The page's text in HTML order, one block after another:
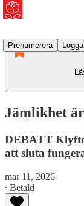
Prenumerera
Jämlikhet
DEBATT
att sluta
mar 11, 2026
∙ Betald